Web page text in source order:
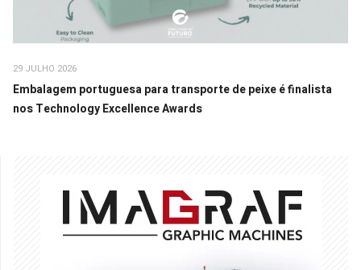
29 JULHO 2026
Embalagem portuguesa para transporte de peixe é finalista
nos Technology Excellence Awards